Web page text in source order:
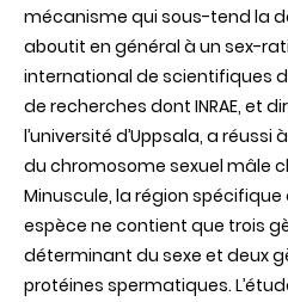
mécanisme qui sous-tend la
aboutit en général à un sex-
international de scientifiques
de recherches dont INRAE, et
l’université d’Uppsala, a
du chromosome sexuel mâle
Minuscule, la région
espèce ne contient que trois
déterminant du sexe et deux
protéines spermatiques.